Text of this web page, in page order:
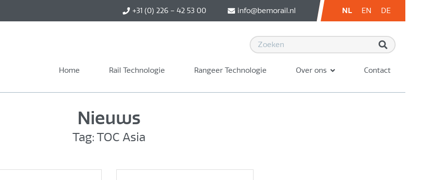
+31 (0) 226 – 42 53 00 info@bemorail.nl NL EN DE
Home Rail Technologie Rangeer Technologie Over ons Contact
Nieuws
Tag: TOC Asia